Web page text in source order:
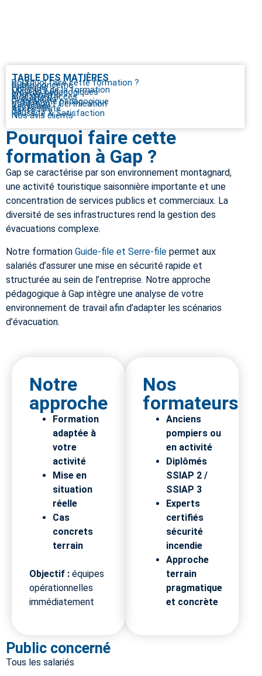
TABLE DES MATIÈRES
Pourquoi faire cette formation ?
Public concerné
Prérequis
Objectifs de la formation
Moyens pédagogiques
Intervenants
Modalité d’accès
Evaluations
Programme pédagogique
Validation / Certification
Recyclage
Accessibilité
Tarifs
Réussite & Satisfaction
Nos avis clients
Pourquoi faire cette
formation à Gap ?
Gap se caractérise par son environnement montagnard,
une activité touristique saisonnière importante et une
concentration de services publics et commerciaux. La
diversité de ses infrastructures rend la gestion des
évacuations complexe.
Notre formation Guide-file et Serre-file permet aux
salariés d’assurer une mise en sécurité rapide et
structurée au sein de l’entreprise. Notre approche
pédagogique à Gap intègre une analyse de votre
environnement de travail afin d’adapter les scénarios
d’évacuation.
Notre
approche
Formation
adaptée à
votre
activité
Mise en
situation
réelle
Cas
concrets
terrain
Objectif : équipes
opérationnelles
immédiatement
Nos
formateurs
Anciens
pompiers ou
en activité
Diplômés
SSIAP 2 /
SSIAP 3
Experts
certifiés
sécurité
incendie
Approche
terrain
pragmatique
et concrète
Public concerné
Tous les salariés